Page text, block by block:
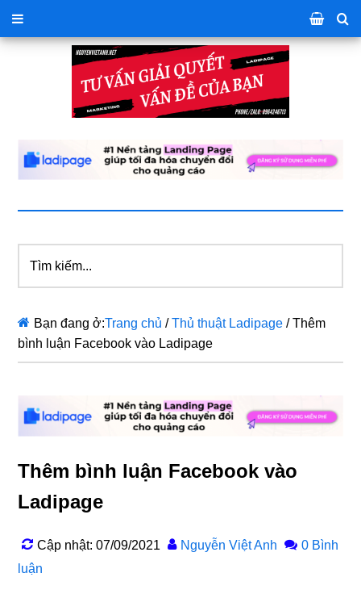
kiếm...
Bạn đang ở:Trang chủ / Thủ thuật Ladipage /Thêm
bình luận Facebook vào Ladipage
Thêm bình luận Facebook vào
Ladipage
Cập nhật: 07/09/2021 Nguyễn Việt Anh
0 Bình
luận